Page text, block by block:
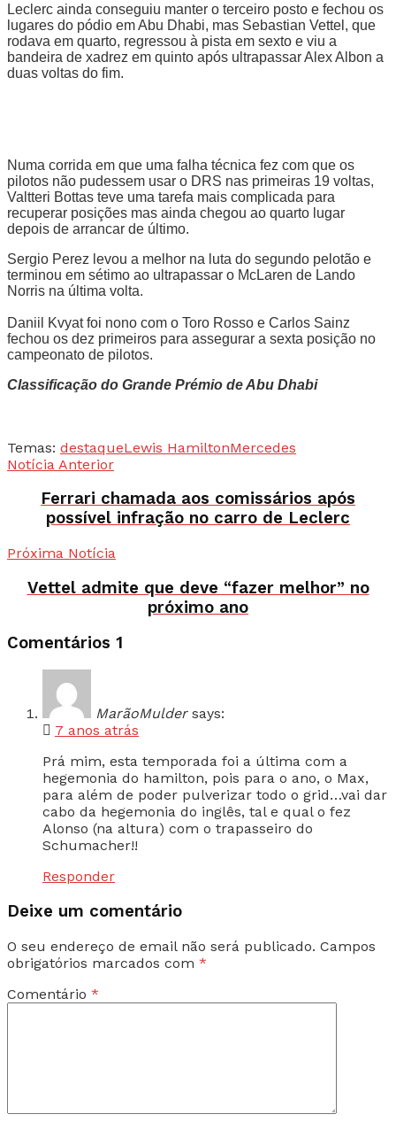
Leclerc ainda conseguiu manter o terceiro posto e fechou os
lugares do pódio em Abu Dhabi, mas Sebastian Vettel, que
rodava em quarto, regressou à pista em sexto e viu a
bandeira de xadrez em quinto após ultrapassar Alex Albon a
duas voltas do fim.
Numa corrida em que uma falha técnica fez com que os
pilotos não pudessem usar o DRS nas primeiras 19 voltas,
Valtteri Bottas teve uma tarefa mais complicada para
recuperar posições mas ainda chegou ao quarto lugar
depois de arrancar de último.
Sergio Perez levou a melhor na luta do segundo pelotão e
terminou em sétimo ao ultrapassar o McLaren de Lando
Norris na última volta.
Daniil Kvyat foi nono com o Toro Rosso e Carlos Sainz
fechou os dez primeiros para assegurar a sexta posição no
campeonato de pilotos.
Classificação do Grande Prémio de Abu Dhabi
Temas: destaqueLewis HamiltonMercedes
Notícia Anterior
Ferrari chamada aos comissários após
possível infração no carro de Leclerc
Próxima Notícia
Vettel admite que deve “fazer melhor” no
próximo ano
Comentários 1
MarãoMulder says:
7 anos atrás
Prá mim, esta temporada foi a última com a
hegemonia do hamilton, pois para o ano, o Max,
para além de poder pulverizar todo o grid…vai dar
cabo da hegemonia do inglês, tal e qual o fez
Alonso (na altura) com o trapasseiro do
Schumacher!!
Responder
Deixe um comentário
O seu endereço de email não será publicado. Campos
obrigatórios marcados com *
Comentário *